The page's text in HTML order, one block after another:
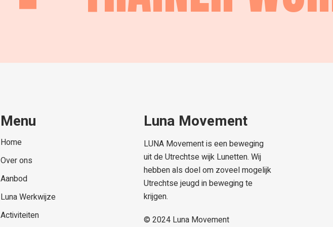
Menu
Home
Over ons
Aanbod
Luna Werkwijze
Activiteiten
Luna Movement
LUNA Movement is een beweging
uit de Utrechtse wijk Lunetten. Wij
hebben als doel om zoveel mogelijk
Utrechtse jeugd in beweging te
krijgen.
© 2024 Luna Movement